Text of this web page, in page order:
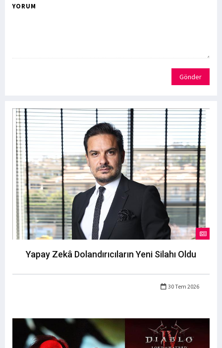
YORUM
Gönder
Yapay Zekâ Dolandırıcıların Yeni Silahı Oldu
30 Tem 2026